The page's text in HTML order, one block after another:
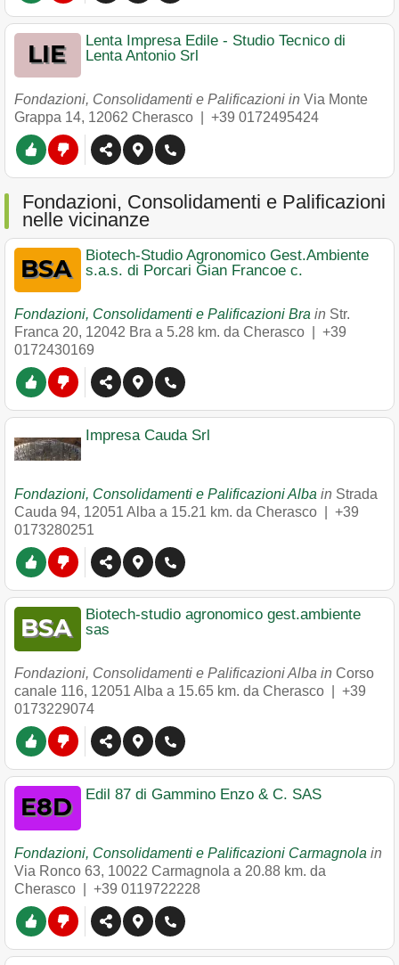
Lenta Impresa Edile - Studio Tecnico di
Lenta Antonio Srl
Fondazioni, Consolidamenti e Palificazioni in Via Monte
Grappa 14, 12062 Cherasco +39 0172495424
Fondazioni, Consolidamenti e Palificazioni
nelle vicinanze
Biotech-Studio Agronomico Gest.Ambiente
s.a.s. di Porcari Gian Francoe c.
Fondazioni, Consolidamenti e Palificazioni Bra in Str.
Franca 20, 12042 Bra a 5.28 km. da Cherasco | +39
0172430169
Impresa Cauda Srl
Fondazioni, Consolidamenti e Palificazioni Alba in Strada
Cauda 94, 12051 Alba a 15.21 km. da Cherasco | +39
0173280251
Biotech-studio agronomico gest.ambiente
sas
Fondazioni, Consolidamenti e Palificazioni Alba in Corso
canale 116, 12051 Alba a 15.65 km. da Cherasco | +39
0173229074
Edil 87 di Gammino Enzo & C. SAS
Fondazioni, Consolidamenti e Palificazioni Carmagnola in
Via Ronco 63, 10022 Carmagnola a 20.88 km. da
Cherasco | +39 0119722228